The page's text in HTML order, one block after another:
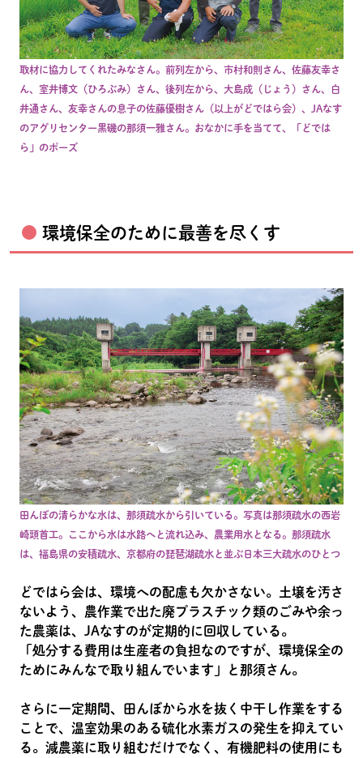
取材に協力してくれたみなさん。前列左から、市村和則さん、佐藤友幸さ
ん、室井博文（ひろぶみ）さん、後列左から、大島成（じょう）さん、白
井通さん、友幸さんの息子の佐藤優樹さん（以上がどではら会）、JAなす
のアグリセンター黒磯の那須一雅さん。おなかに手を当てて、「どでは
ら」のポーズ
環境保全のために最善を尽くす
田んぼの清らかな水は、那須疏水から引いている。写真は那須疏水の西岩
崎頭首工。ここから水は水路へと流れ込み、農業用水となる。那須疏水
は、福島県の安積疏水、京都府の琵琶湖疏水と並ぶ日本三大疏水のひとつ
どではら会は、環境への配慮も欠かさない。土壌を汚さ
ないよう、農作業で出た廃プラスチック類のごみや余っ
た農薬は、JAなすのが定期的に回収している。
「処分する費用は生産者の負担なのですが、環境保全の
ためにみんなで取り組んでいます」と那須さん。
さらに一定期間、田んぼから水を抜く中干し作業をする
ことで、温室効果のある硫化水素ガスの発生を抑えてい
る。減農薬に取り組むだけでなく、有機肥料の使用にも